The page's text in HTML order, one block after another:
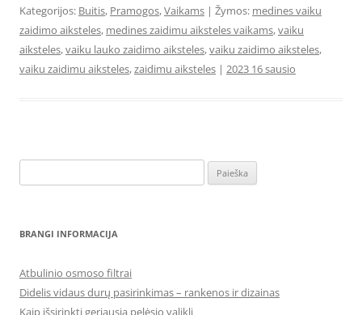
Kategorijos: Buitis, Pramogos,Vaikams | Žymos: medines vaiku
zaidimo aiksteles, medines zaidimu aiksteles vaikams,vaiku
aiksteles,vaiku lauko zaidimo aiksteles,vaiku zaidimo aiksteles,
vaiku zaidimu aiksteles,zaidimu aiksteles | 2023 16 sausio
BRANGI INFORMACIJA
Atbulinio osmoso filtrai
Didelis vidaus durų pasirinkimas – rankenos ir dizainas
Kaip išsirinkti geriausią pelėsio valiklį